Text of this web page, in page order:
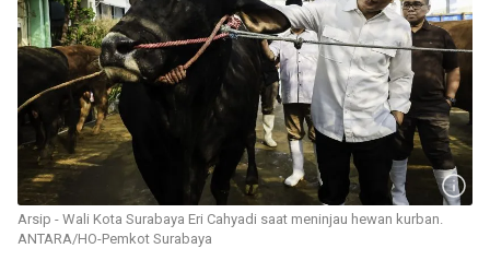
Arsip - Wali Kota Surabaya Eri Cahyadi saat meninjau hewan kurban.
ANTARA/HO-Pemkot Surabaya